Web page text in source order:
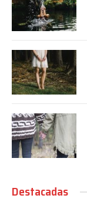
Destacadas